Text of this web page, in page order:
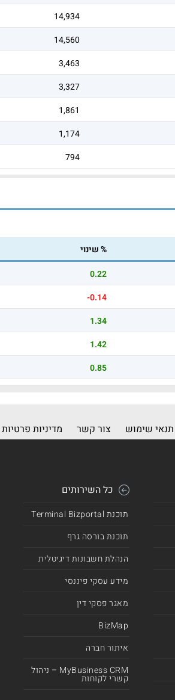
14,934
14,560
3,463
3,327
1,861
1,174
794
% שינוי
0.22
-0.14
1.34
1.42
0.85
תנאי שימוש צור קשר מדיניות פרטיות
כל השירותים
תוכנת Terminal Bizportal
תוכנת בורסה גרף
הנהלת חשבונות דיגיטלית
מידע עסקי פיננסי
מאגר פסקי דין
BizMap
איתור חברה
MyBusiness CRM – ניהול
קשרי לקוחות